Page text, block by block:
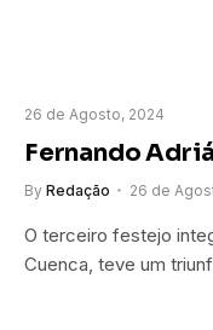
26 de Agosto, 2024
Fernando
By Redação 26 de
O terceiro festejo
Cuenca, teve um